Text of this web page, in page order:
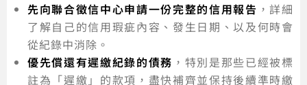
先向聯合徵信中心申請一份完整的信用報告 ，詳細
了解自己的信用瑕疵內容、發生日期、以及何時會
從紀錄中消除。
優先償還有遲繳紀錄的債務 ，特別是那些已經被標
註為「遲繳」的款項，盡快補齊並保持後續準時繳